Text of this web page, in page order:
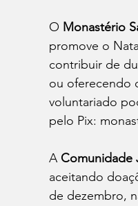
O Monastério
promove o
contribuir de
ou oferecendo
voluntariado
pelo Pix:
A Comunidade
aceitando
de dezembro,